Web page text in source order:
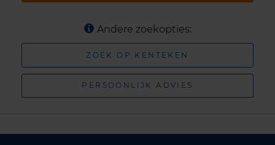
Andere zoekopties:
ZOEK OP KENTEKEN
PERSOONLIJK ADVIES